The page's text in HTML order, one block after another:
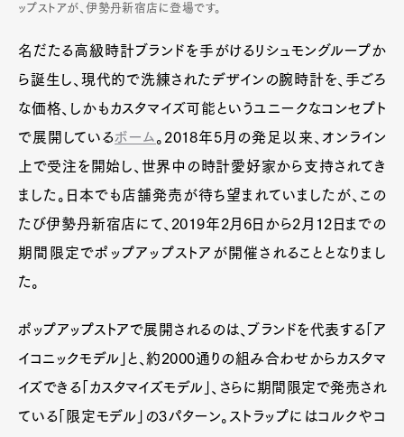
ップストアが、伊勢丹新宿店に登場です。
名だたる高級時計ブランドを手がけるリシュモングループか
ら誕生し、現代的で洗練されたデザインの腕時計を、手ごろ
な価格、しかもカスタマイズ可能というユニークなコンセプト
で展開しているボーム。2018年5月の発足以来、オンライン
上で受注を開始し、世界中の時計愛好家から支持されてき
ました。日本でも店舗発売が待ち望まれていましたが、この
たび伊勢丹新宿店にて、2019年2月6日から2月12日までの
期間限定でポップアップストアが開催されることとなりまし
た。
ポップアップストアで展開されるのは、ブランドを代表する「ア
イコニックモデル」と、約2000通りの組み合わせからカスタマ
イズできる「カスタマイズモデル」、さらに期間限定で発売され
ている「限定モデル」の3パターン。ストラップにはコルクやコ